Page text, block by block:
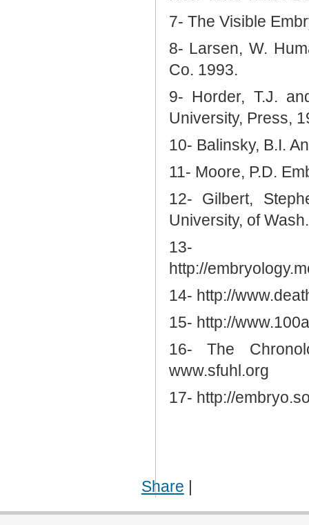
7- The Visible
8- Larsen, W.
Co. 1993.
9- Horder, T.J.
University, Press,
10- Balinsky, B.I.
11- Moore, P.D.
12- Gilbert,
University, of
13-
http://
14- http://
15- http://
16- The
www.sfuhl.org
17- http://
Share |